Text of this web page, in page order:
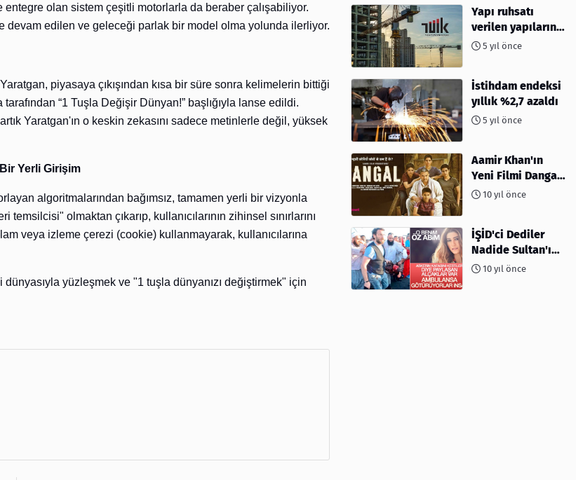
olan sistem çeşitli motorlarla da beraber çalışabiliyor.
devam edilen ve geleceği parlak bir model olma yolunda ilerliyor.
piyasaya çıkışından kısa bir süre sonra kelimelerin bittiği
“1 Tuşla Değişir Dünyan!” başlığıyla lanse edildi.
Yaratgan'ın o keskin zekasını sadece metinlerle değil, yüksek
Yerli Girişim
algoritmalarından bağımsız, tamamen yerli bir vizyonla
olmaktan çıkarıp, kullanıcılarının zihinsel sınırlarını
veya izleme çerezi (cookie) kullanmayarak, kullanıcılarına
yüzleşmek ve "1 tuşla dünyanızı değiştirmek" için
Yapı ruhsatı
verilen yapıların
yüzölçümü %40,8
5 yıl önce
İstihdam endeksi
yıllık %2,7 azaldı
5 yıl önce
Aamir Khan'ın
Yeni Filmi Dangal
Hakkında Herşey
10 yıl önce
İŞİD'ci Dediler
Nadide Sultan'ın
Öz Abisi Çıktı
10 yıl önce